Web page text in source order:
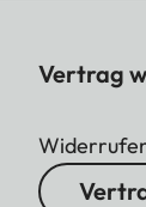
Vertrag